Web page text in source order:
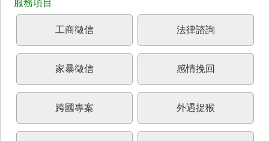
工商徵信 法律諮詢
家暴徵信 感情挽回
跨國專案 外遇捉猴